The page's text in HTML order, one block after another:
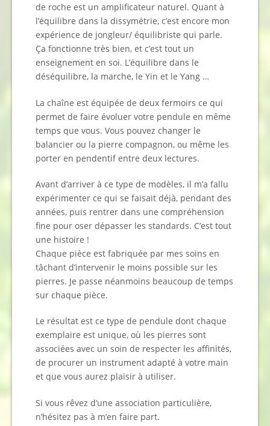
de roche est un amplificateur naturel. Quant à
l’équilibre dans la dissymétrie, c’est encore mon
expérience de jongleur/ équilibriste qui parle.
Ça fonctionne très bien, et c’est tout un
enseignement en soi. L’équilibre dans le
déséquilibre, la marche, le Yin et le Yang …
La chaîne est équipée de deux fermoirs ce qui
permet de faire évoluer votre pendule en même
temps que vous. Vous pouvez changer le
balancier ou la pierre compagnon, ou même les
porter en pendentif entre deux lectures.
Avant d’arriver à ce type de modèles, il m’a fallu
expérimenter ce qui se faisait déjà, pendant des
années, puis rentrer dans une compréhension
fine pour oser dépasser les standards. C’est tout
une histoire !
Chaque pièce est fabriquée par mes soins en
tâchant d’intervenir le moins possible sur les
pierres. Je passe néanmoins beaucoup de temps
sur chaque pièce.
Le résultat est ce type de pendule dont chaque
exemplaire est unique, où les pierres sont
associées avec un soin de respecter les affinités,
de procurer un instrument adapté à votre main
et que vous aurez plaisir à utiliser.
Si vous rêvez d’une association particulière,
n’hésitez pas à m’en faire part.